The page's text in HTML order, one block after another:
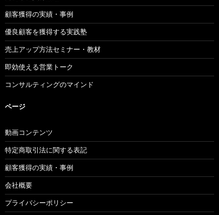
顧客獲得の実績・事例
優良顧客を獲得する実践塾
売上アップ方法セミナー・教材
即効使える営業トーク
コンサルティングのマインド
ページ
動画コンテンツ
特定商取引法に関する表記
顧客獲得の実績・事例
会社概要
プライバシーポリシー